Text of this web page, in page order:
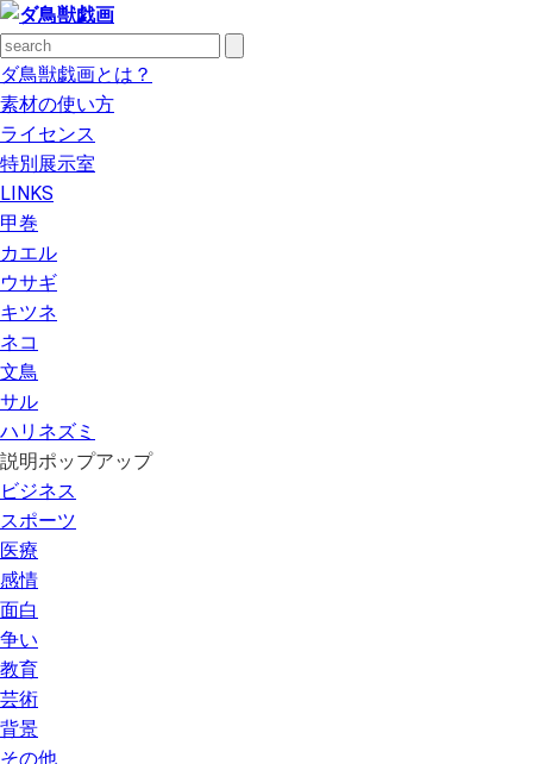
ダ鳥獣戯画とは？
素材の使い方
ライセンス
特別展示室
LINKS
甲巻
カエル
ウサギ
キツネ
ネコ
文鳥
サル
ハリネズミ
説明ポップアップ
ビジネス
スポーツ
医療
感情
面白
争い
教育
芸術
背景
その他